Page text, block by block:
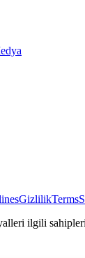
GizlilikTerms
ilgili